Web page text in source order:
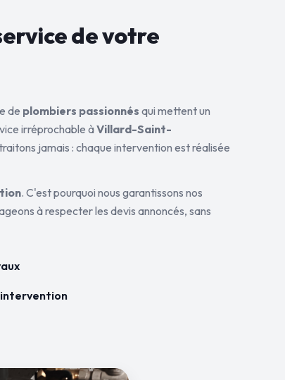
devotre
de plombiers passionnés qui mettent un
irréprochable àVillard-Saint-
jamais : chaque intervention est réalisée
. C'est pourquoi nous garantissons nos
à respecter les devis annoncés, sans
intervention